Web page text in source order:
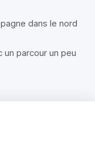
dans le nord
parcour un peu